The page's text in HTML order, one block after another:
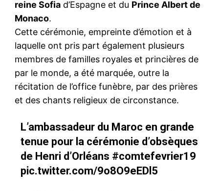
reine Sofia d’Espagne et du Prince Albert de
Monaco.
Cette cérémonie, empreinte d’émotion et à
laquelle ont pris part également plusieurs
membres de familles royales et princières de
par le monde, a été marquée, outre la
récitation de l’office funèbre, par des prières
et des chants religieux de circonstance.
L’ambassadeur du Maroc en grande
tenue pour la cérémonie d’obsèques
de Henri d’Orléans #comtefevrier19
pic.twitter.com/9o8O9eEDl5